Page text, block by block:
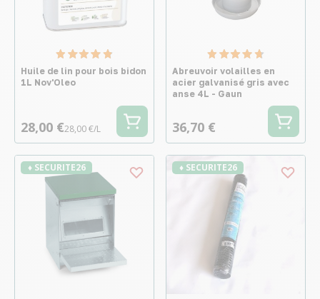
Huile de lin pour bois bidon
1L Nov'Oleo
28,00 €28,00 €/L
Abreuvoir volailles en
acier galvanisé gris avec
anse 4L - Gaun
36,70 €
♦ SECURITE26 ♦ SECURITE26